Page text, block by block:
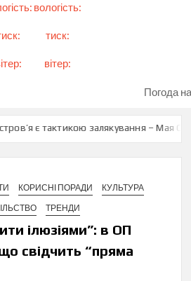
вологість:
тиск:
вітер:
Погода
є тактикою залякування – Мая
КОРИСНІ ПОРАДИ
КУЛЬТУРА
ТРЕНДИ
ілюзіями”: в ОП
свідчить “пряма